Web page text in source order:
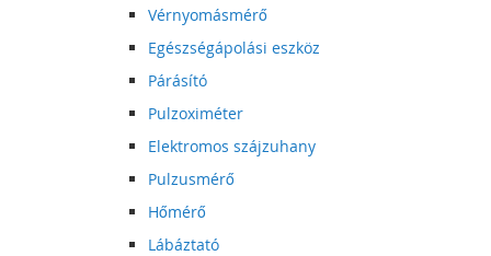
Vérnyomásmérő
Egészségápolási eszköz
Párásító
Pulzoximéter
Elektromos szájzuhany
Pulzusmérő
Hőmérő
Lábáztató